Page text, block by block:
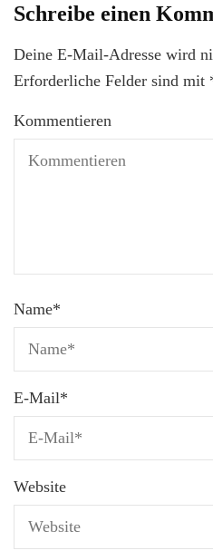
Schreibe einen
Deine E-Mail-Adresse wird
Erforderliche Felder sind mit
Kommentieren
Name*
E-Mail*
Website